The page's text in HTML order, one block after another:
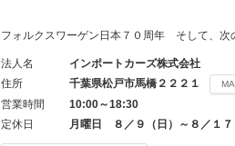
フォルクスワーゲン日本７０周年 そして、次
法人名
インポートカーズ株式会社
住所
千葉県松戸市馬橋２２２１
営業時間
10:00～18:30
定休日
月曜日 ８／９（日）～８／１７